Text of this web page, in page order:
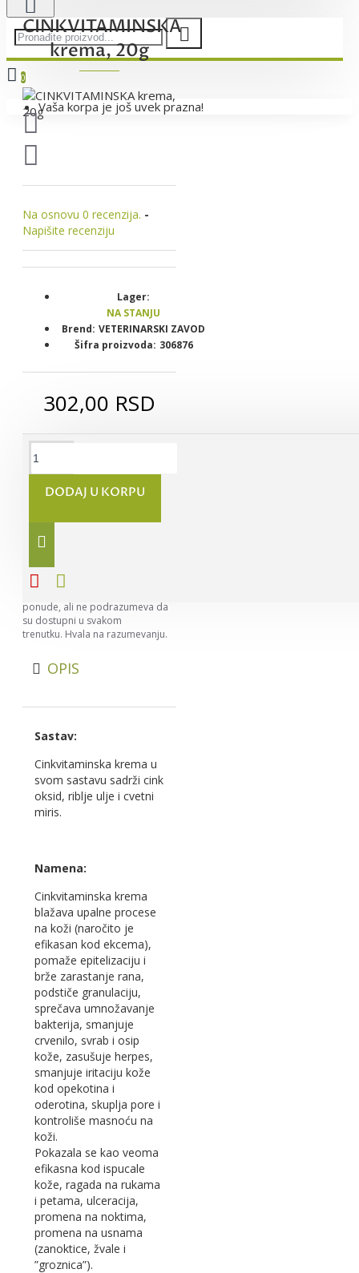
0
Vaša korpa je još uvek prazna!
CINKVITAMINSKA
krema, 20g
Na osnovu 0 recenzija. -
Napišite recenziju
302,00 RSD
Lager:
NA STANJU
Brend: VETERINARSKI ZAVOD
Šifra proizvoda: 306876
DODAJ U KORPU
Napomena:Nastojimo da
budemo što precizniji u opisu
garantujemo da su svi opisi
kompletni i bez greške. Svi artikli
ponude, ali ne podrazumeva da
su dostupni u svakom
trenutku. Hvala na razumevanju.
OPIS
Sastav:
Cinkvitaminska krema u
svom sastavu sadrži cink
oksid, riblje ulje i cvetni
miris.
Namena:
Cinkvitaminska krema
blažava upalne procese
na koži (naročito je
efikasan kod ekcema),
pomaže epitelizaciju i
brže zarastanje rana,
podstiče granulaciju,
sprečava umnožavanje
bakterija, smanjuje
crvenilo, svrab i osip
kože, zasušuje herpes,
smanjuje iritaciju kože
kod opekotina i
oderotina, skuplja pore i
kontroliše masnoću na
koži.
Pokazala se kao veoma
efikasna kod ispucale
kože, ragada na rukama
i petama, ulceracija,
promena na noktima,
promena na usnama
(zanoktice, žvale i
”groznica”).